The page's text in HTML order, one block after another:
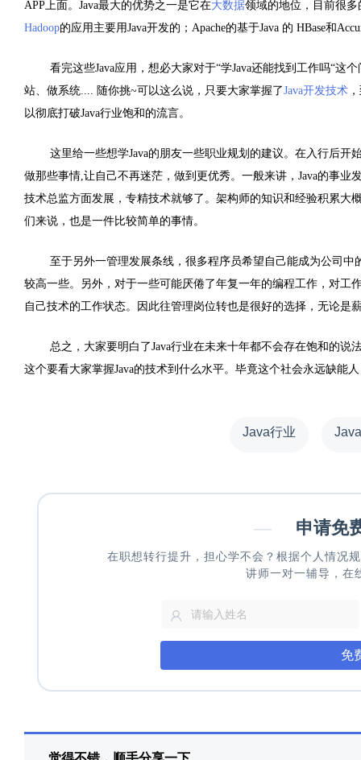
APP上面。Java最大的优势之一是它在大数据领域的地位，目前很
Hadoop的应用主要用Java开发的；Apache的基于Java 的 HBase和
看完这些Java应用，想必大家对于“学Java还能找到工作吗“这
站、做系统.... 随你挑~可以这么说，只要大家掌握了Java开发技术
以彻底打破Java行业饱和的流言。
这里给一些想学Java的朋友一些职业规划的建议。在入行后
做那些事情,让自己不再迷茫，做到更优秀。一般来讲，Java的事
技术总监方面发展，专精技术就够了。架构师的知识和经验积累大
们来说，也是一件比较简单的事情。
至于另外一管理发展条线，很多程序员希望自己能成为公司
较高一些。另外，对于一些可能厌倦了年复一年的编程工作，对
自己技术的工作状态。因此往管理岗位转也是很好的选择，无论是
总之，大家要明白了Java行业在未来十年都不会存在饱和的说
这个要看大家掌握Java的技术到什么水平。毕竟这个社会永远缺能
Java行业
— 申请免
在职想转行提升，担心学不会？根据个人情况
讲师一对一辅导，在
免